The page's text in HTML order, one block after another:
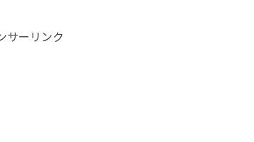
サーリンク